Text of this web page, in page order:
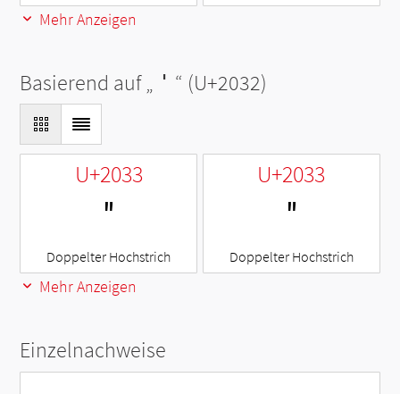
Mehr Anzeigen
Basierend auf „ ′ “ (U+2032)
U+2033
″
Doppelter Hochstrich
U+2033
″
Doppelter Hochstrich
Mehr Anzeigen
Einzelnachweise